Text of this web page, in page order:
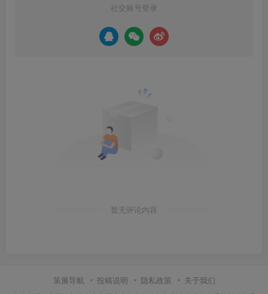
社交账号登录
暂无评论内容
策展导航 投稿说明 隐私政策 关于我们